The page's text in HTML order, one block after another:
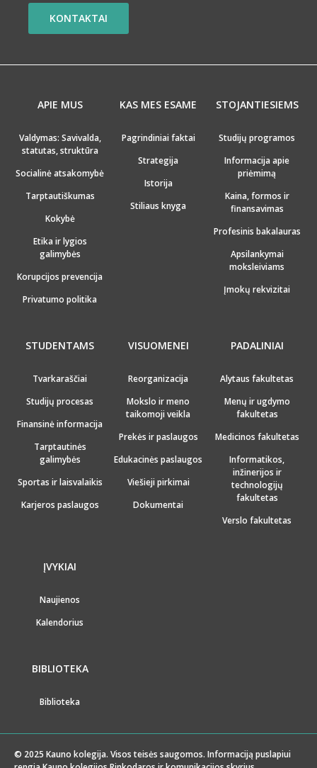
KONTAKTAI
APIE MUS
Valdymas: Savivalda,
statutas, struktūra
Socialinė atsakomybė
Tarptautiškumas
Kokybė
Etika ir lygios
galimybės
Korupcijos prevencija
Privatumo politika
KAS MES ESAME
Pagrindiniai faktai
Strategija
Istorija
Stiliaus knyga
STOJANTIESIEMS
Studijų programos
Informacija apie
priėmimą
Kaina, formos ir
finansavimas
Profesinis bakalauras
Apsilankymai
moksleiviams
Įmokų rekvizitai
STUDENTAMS
Tvarkaraščiai
Studijų procesas
Finansinė informacija
Tarptautinės
galimybės
Sportas ir laisvalaikis
Karjeros paslaugos
VISUOMENEI
Reorganizacija
Mokslo ir meno
taikomoji veikla
Prekės ir paslaugos
Edukacinės paslaugos
Viešieji pirkimai
Dokumentai
PADALINIAI
Alytaus fakultetas
Menų ir ugdymo
fakultetas
Medicinos fakultetas
Informatikos,
inžinerijos ir
technologijų
fakultetas
Verslo fakultetas
ĮVYKIAI
Naujienos
Kalendorius
BIBLIOTEKA
Biblioteka
© 2025 Kauno kolegija. Visos teisės saugomos. Informaciją puslapiui